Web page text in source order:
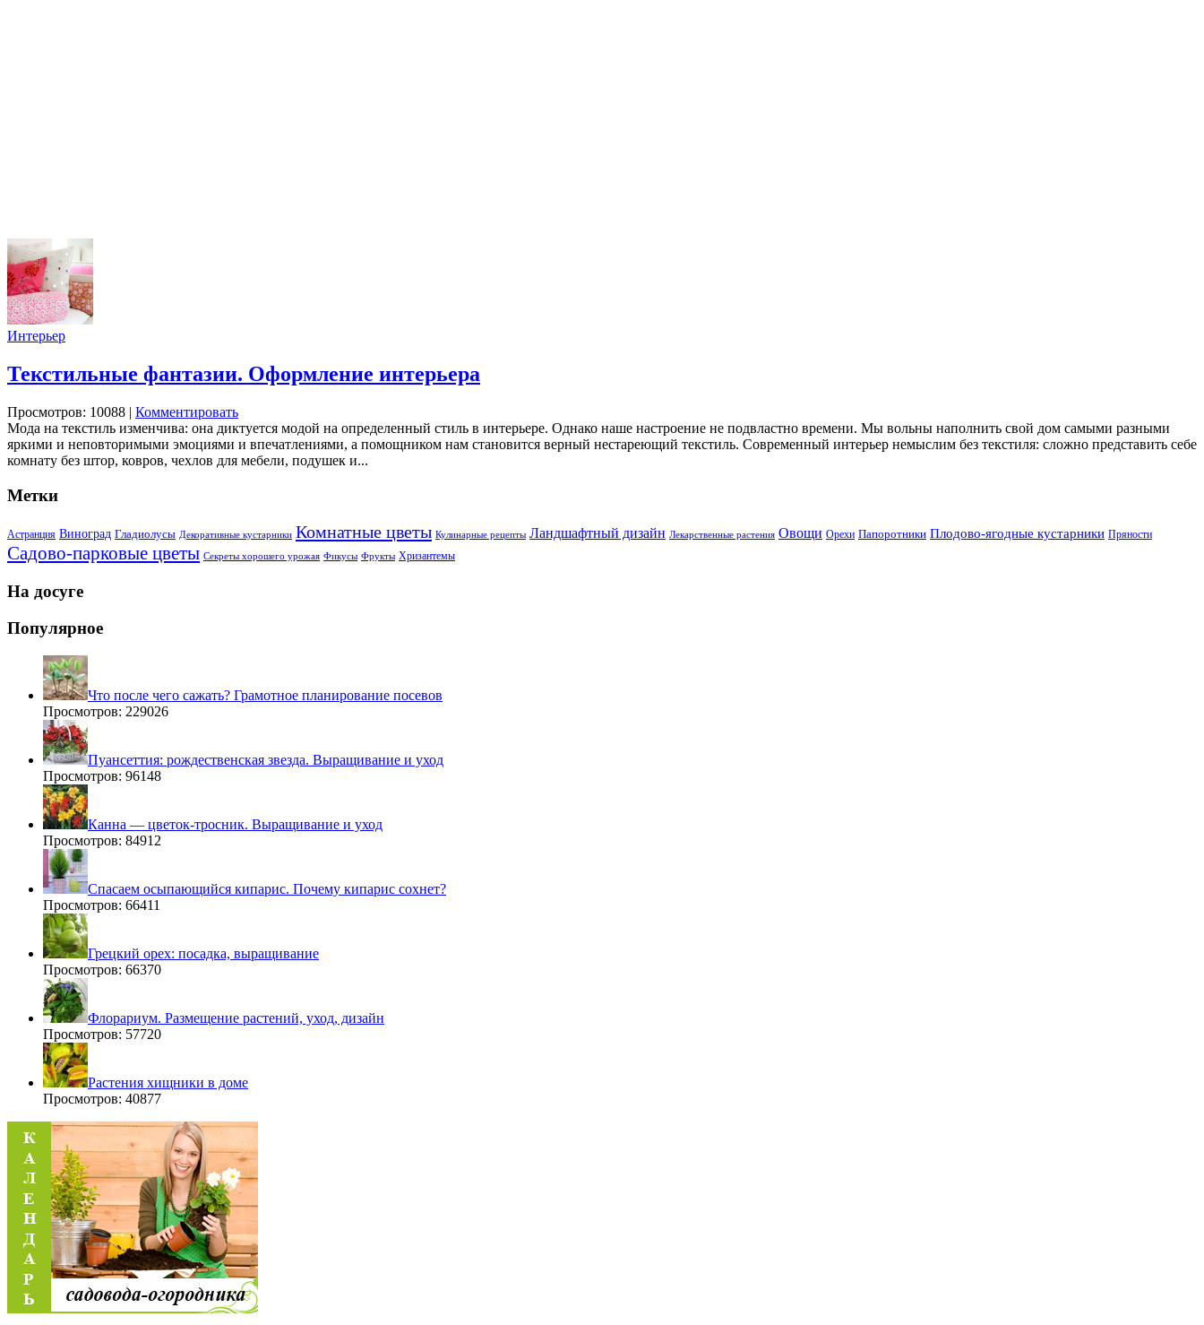
Интерьер
Текстильные фантазии. Оформление интерьера
Просмотров: 10088 | Комментировать
Мода на текстиль изменчива: она диктуется модой на определенный стиль в интерьере. Однако наше настроение не подвластно времени. Мы вольны наполнить свой дом самыми разными
яркими и неповторимыми эмоциями и впечатлениями, а помощником нам становится верный нестареющий текстиль. Современный интерьер немыслим без текстиля: сложно представить себе
комнату без штор, ковров, чехлов для мебели, подушек и...
Метки
Астранция Виноград Гладиолусы Декоративные кустарники Комнатные цветы Кулинарные рецепты Ландшафтный дизайн Лекарственные растения Овощи Орехи Папоротники Плодово-ягодные кустарники Пряности
Садово-парковые цветы Секреты хорошего урожая Фикусы Фрукты Хризантемы
На досуге
Популярное
Что после чего сажать? Грамотное планирование посевов
Просмотров: 229026
Пуансеттия: рождественская звезда. Выращивание и уход
Просмотров: 96148
Канна — цветок-тросник. Выращивание и уход
Просмотров: 84912
Спасаем осыпающийся кипарис. Почему кипарис сохнет?
Просмотров: 66411
Грецкий орех: посадка, выращивание
Просмотров: 66370
Флорариум. Размещение растений, уход, дизайн
Просмотров: 57720
Растения хищники в доме
Просмотров: 40877